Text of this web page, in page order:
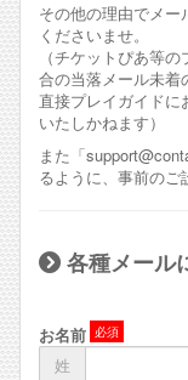
その他の理由でメ
くださいませ。
（チケットぴあ等
合の当落メール未着
直接プレイガイドに
いたしかねます）
また「
るように、事前のご
各種メール
お名前
姓